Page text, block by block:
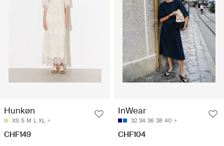
Hunkøn
XS S M L XL
CHF149
InWear
32 34 36 38 40
CHF104